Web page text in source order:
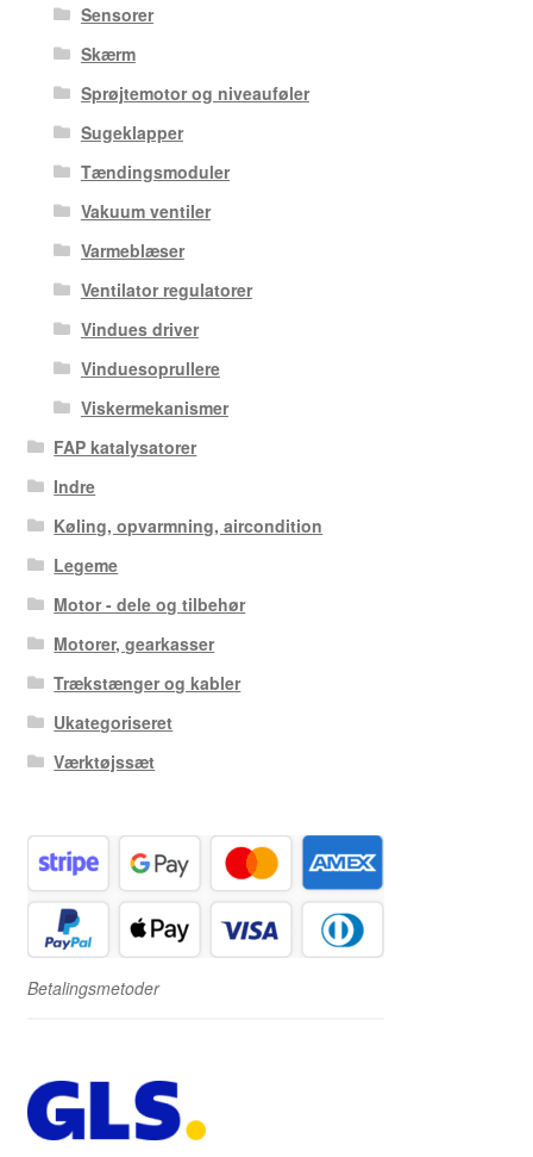
Sensorer
Skærm
Sprøjtemotor og niveauføler
Sugeklapper
Tændingsmoduler
Vakuum ventiler
Varmeblæser
Ventilator regulatorer
Vindues driver
Vinduesoprullere
Viskermekanismer
FAP katalysatorer
Indre
Køling, opvarmning, aircondition
Legeme
Motor - dele og tilbehør
Motorer, gearkasser
Trækstænger og kabler
Ukategoriseret
Værktøjssæt
Betalingsmetoder